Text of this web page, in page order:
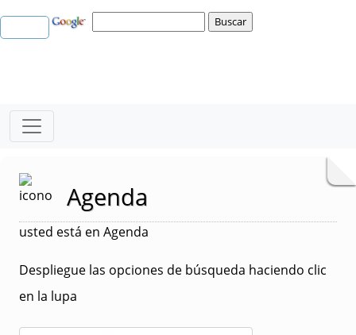
Agenda
usted está en Agenda
Despliegue las opciones de búsqueda haciendo clic
en la lupa